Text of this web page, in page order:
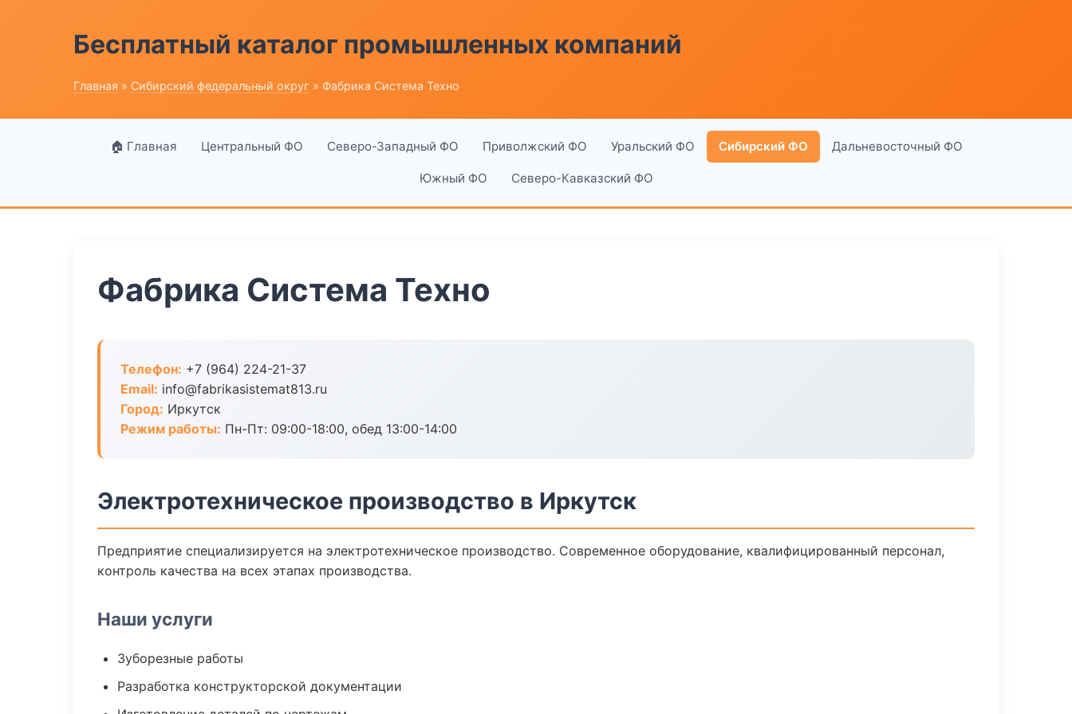
Бесплатный каталог промышленных компаний
Главная » Сибирский федеральный округ » Фабрика Система Техно
🏠 Главная Центральный ФО Северо-Западный ФО Приволжский ФО Уральский ФО Сибирский ФО Дальневосточный ФО
Южный ФО Северо-Кавказский ФО
Фабрика Система Техно
Телефон: +7 (964) 224-21-37
Email: info@fabrikasistemat813.ru
Город: Иркутск
Режим работы: Пн-Пт: 09:00-18:00, обед 13:00-14:00
Электротехническое производство в Иркутск
Предприятие специализируется на электротехническое производство. Современное оборудование, квалифицированный персонал,
контроль качества на всех этапах производства.
Наши услуги
Зуборезные работы
Разработка конструкторской документации